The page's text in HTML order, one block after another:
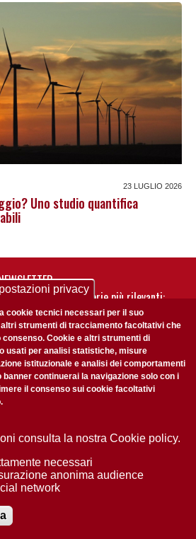
23 LUGLIO 2026
Uno studio quantifica
per te nostre storie più rilevanti:
della nostra newsletter
Privacy
Area stampa
di Padova n. 2097/2012 del 18 giugno
privacy
cookie tecnici necessari per il suo
strumenti di tracciamento facoltativi che
Cookie e altri strumenti di
usati per analisi statistiche, misure
istituzionale e analisi dei comportamenti
banner continuerai la navigazione solo con i
il consenso sui cookie facoltativi
consulta la nostra Cookie policy.
necessari
anonima audience
network